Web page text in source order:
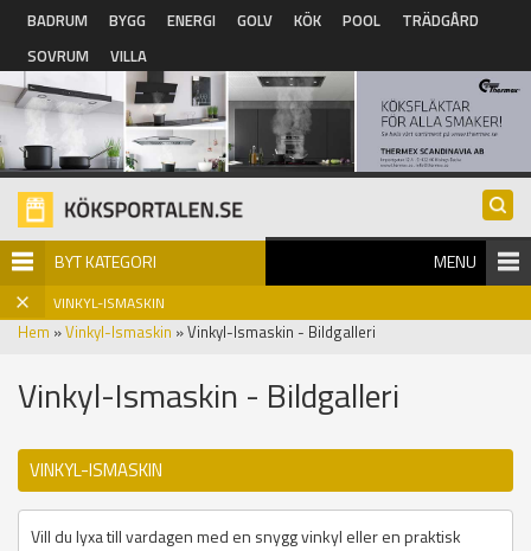
Hoppa till huvudinnehåll
BADRUM BYGG ENERGI GOLV KÖK POOL
TRÄDGÅRD
SOVRUM
VILLA
BYT KATEGORI MENU
VINKYL-ISMASKIN
Hem »Vinkyl-Ismaskin » Vinkyl-Ismaskin - Bildgalleri
Vinkyl-Ismaskin - Bildgalleri
VINKYL-ISMASKIN
Vill du lyxa till vardagen med en snygg vinkyl eller en praktisk